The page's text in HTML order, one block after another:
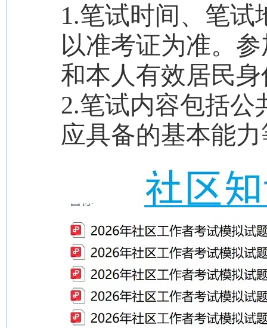
1.笔试时间、笔
以准考证为准。
和本人有效居民
2.笔试内容包括公
应具备的基本能